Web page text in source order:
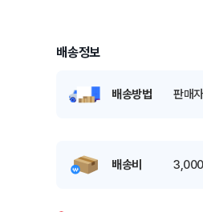
배송정보
배송방법 판매
배송비